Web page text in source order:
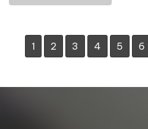
1 2 3 4 5 6